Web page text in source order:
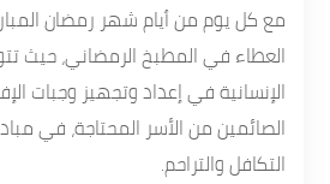
مع كل يوم من أيام شهر رمضان
العطاء في المطبخ الرمضاني، حيث
الإنسانية في إعداد وتجهيز وجبات
الصائمين من الأسر المحتاجة، في
التكافل والتراحم.